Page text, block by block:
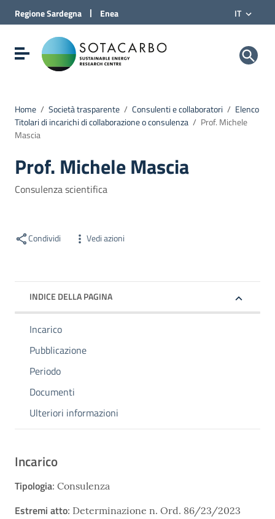
Vai al Contenuto
Vai alla navigazione del sito
Vai al Footer
RegioneSardegna | Enea IT
Visualizza/nascondi menu di navigazioneSotacarbo SpA
Home / Società trasparente / Consulenti e collaboratori / Elenco
Titolari di incarichi di collaborazione o consulenza / Prof. Michele
Mascia
Prof. Michele Mascia
Consulenza scientifica
Condividi Vedi azioni
INDICE DELLA PAGINA
Incarico
Pubblicazione
Periodo
Documenti
Ulteriori informazioni
Incarico
Tipologia: Consulenza
Estremi atto: Determinazione n. Ord. 86/23/2023